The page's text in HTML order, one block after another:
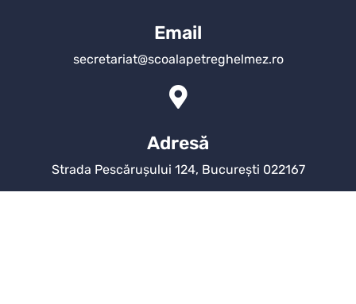
Email
secretariat@scoalapetreghelmez.ro
Adresă
Strada Pescărușului 124, București 022167